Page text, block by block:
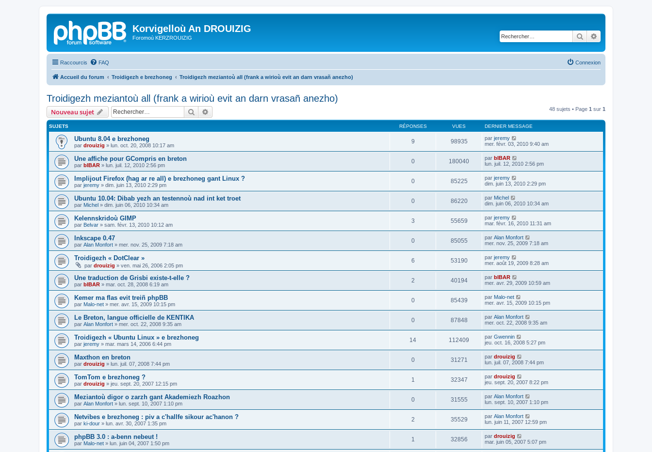
Korvigelloù An DROUIZIG
Foromoù KERZROUIZIG Rechercher
Raccourcis FAQ Connexion
Accueil du forum Troidigezh e brezhoneg Troidigezh meziantoù all (frank a wirioù evit an darn vrasañ anezho)
Troidigezh meziantoù all (frank a wirioù evit an darn vrasañ anezho)
Nouveau sujet Rechercher 48 sujets • Page 1 sur 1
SUJETS RÉPONSES VUES DERNIER MESSAGE
Ubuntu 8.04 e brezhoneg
par drouizig » lun. oct. 20, 2008 10:17 am
9 98935 par jeremy
mer. févr. 03, 2010 9:40 am
Une affiche pour GCompris en breton
par bIBAR » lun. juil. 12, 2010 2:56 pm
0 180040 par bIBAR
lun. juil. 12, 2010 2:56 pm
Implijout Firefox (hag ar re all) e brezhoneg gant Linux ?
par jeremy » dim. juin 13, 2010 2:29 pm
0 85225 par jeremy
dim. juin 13, 2010 2:29 pm
Ubuntu 10.04: Dibab yezh an testennoù nad int ket troet
par Michel » dim. juin 06, 2010 10:34 am
0 86220 par Michel
dim. juin 06, 2010 10:34 am
Kelennskridoù GIMP
par Belvar » sam. févr. 13, 2010 10:12 am
3 55659 par jeremy
mar. févr. 16, 2010 11:31 am
Inkscape 0.47
par Alan Monfort » mer. nov. 25, 2009 7:18 am
0 85055 par Alan Monfort
mer. nov. 25, 2009 7:18 am
Troidigezh « DotClear »
par drouizig » ven. mai 26, 2006 2:05 pm
6 53190 par jeremy
mer. août 19, 2009 8:28 am
Une traduction de Grisbi existe-t-elle ?
par bIBAR » mar. oct. 28, 2008 6:19 am
2 40194 par bIBAR
mer. avr. 29, 2009 10:59 am
Kemer ma flas evit treiñ phpBB
par Malo-net » mer. avr. 15, 2009 10:15 pm
0 85439 par Malo-net
mer. avr. 15, 2009 10:15 pm
Le Breton, langue officielle de KENTIKA
par Alan Monfort » mer. oct. 22, 2008 9:35 am
0 87848 par Alan Monfort
mer. oct. 22, 2008 9:35 am
Troidigezh « Ubuntu Linux » e brezhoneg
par jeremy » mar. mars 14, 2006 6:44 pm
14 112409 par Gwennin
jeu. oct. 16, 2008 5:27 pm
Maxthon en breton
par drouizig » lun. juil. 07, 2008 7:44 pm
0 31271 par drouizig
lun. juil. 07, 2008 7:44 pm
TomTom e brezhoneg ?
par drouizig » jeu. sept. 20, 2007 12:15 pm
1 32347 par drouizig
jeu. sept. 20, 2007 8:22 pm
Meziantoù digor o zarzh gant Akademiezh Roazhon
par Alan Monfort » lun. sept. 10, 2007 1:10 pm
0 31555 par Alan Monfort
lun. sept. 10, 2007 1:10 pm
Netvibes e brezhoneg : piv a c'hallfe sikour ac'hanon ?
par ki-dour » lun. avr. 30, 2007 1:35 pm
2 35529 par Alan Monfort
lun. juin 11, 2007 12:59 pm
phpBB 3.0 : a-benn nebeut !
par Malo-net » lun. juin 04, 2007 1:50 pm
1 32856 par drouizig
mar. juin 05, 2007 5:07 pm